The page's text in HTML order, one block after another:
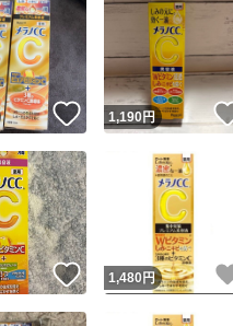
いいね！
1,190円
いいね！
1,480 円